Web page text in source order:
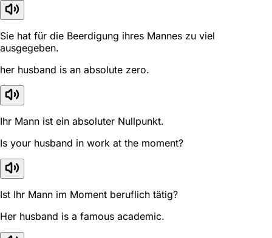
Sie hat für die Beerdigung ihres Mannes zu viel
ausgegeben.
her husband is an absolute zero.
Ihr Mann ist ein absoluter Nullpunkt.
Is your husband in work at the moment?
Ist Ihr Mann im Moment beruflich tätig?
Her husband is a famous academic.